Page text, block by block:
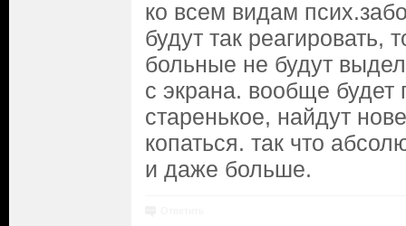
ко всем видам
будут так реагировать,
больные не будут
с экрана. вообще будет
старенькое, найдут
копаться. так что
и даже больше.